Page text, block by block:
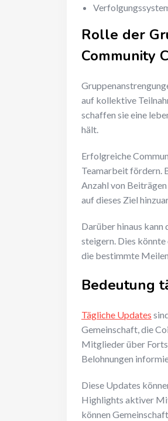
Rolle der
Community
auf kollektive
schaffen sie eine
hält.
Erfolgreiche
Teamarbeit fördern.
Anzahl von
auf dieses Ziel
Darüber hinaus kann
steigern. Dies
die bestimmte
Bedeutung
Tägliche Updates
Gemeinschaft, die
Mitglieder über
Belohnungen
Diese Updates
Highlights aktiver
können